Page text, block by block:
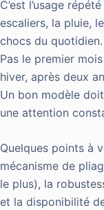
C’est l’usage
escaliers, la pluie,
chocs du quotidien.
Pas le premier
hiver, après deux
Un bon modèle
une attention
Quelques points à
mécanisme de
le plus), la
et la disponibilité